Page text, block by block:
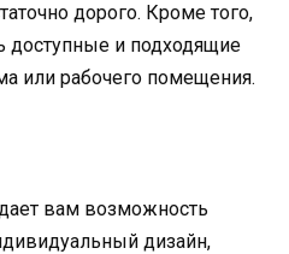
дорого. Кроме того,
доступные и подходящие
или рабочего помещения.
вам возможность
дизайн,